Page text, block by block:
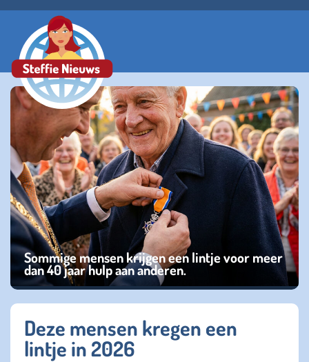
Sommige mensen krijgen een lintje voor meer
dan 40 jaar hulp aan anderen.
Deze mensen kregen een
lintje in 2026